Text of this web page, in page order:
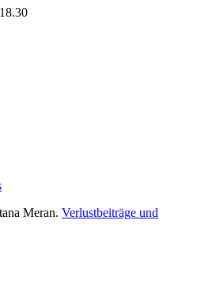
Meran. Verlustbeiträge und